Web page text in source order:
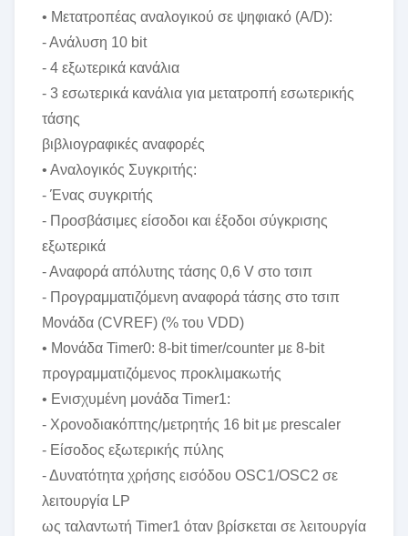
• Μετατροπέας αναλογικού σε ψηφιακό (A/D):
- Ανάλυση 10 bit
- 4 εξωτερικά κανάλια
- 3 εσωτερικά κανάλια για μετατροπή εσωτερικής
τάσης
βιβλιογραφικές αναφορές
• Αναλογικός Συγκριτής:
- Ένας συγκριτής
- Προσβάσιμες είσοδοι και έξοδοι σύγκρισης
εξωτερικά
- Αναφορά απόλυτης τάσης 0,6 V στο τσιπ
- Προγραμματιζόμενη αναφορά τάσης στο τσιπ
Μονάδα (CVREF) (% του VDD)
• Μονάδα Timer0: 8-bit timer/counter με 8-bit
προγραμματιζόμενος προκλιμακωτής
• Ενισχυμένη μονάδα Timer1:
- Χρονοδιακόπτης/μετρητής 16 bit με prescaler
- Είσοδος εξωτερικής πύλης
- Δυνατότητα χρήσης εισόδου OSC1/OSC2 σε
λειτουργία LP
ως ταλαντωτή Timer1 όταν βρίσκεται σε λειτουργία